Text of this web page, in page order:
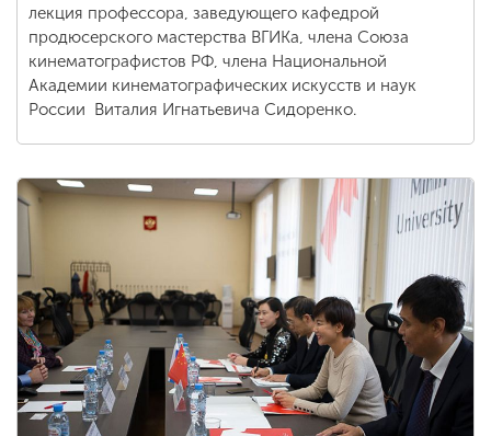
лекция профессора, заведующего кафедрой
продюсерского мастерства ВГИКа, члена Союза
кинематографистов РФ, члена Национальной
Академии кинематографических искусств и наук
России Виталия Игнатьевича Сидоренко.